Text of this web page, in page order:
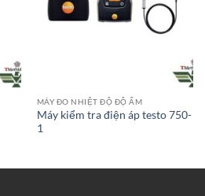
MÁY ĐO NHIỆT ĐỘ ĐỘ ẨM
Máy kiểm tra điện áp testo 750-
1